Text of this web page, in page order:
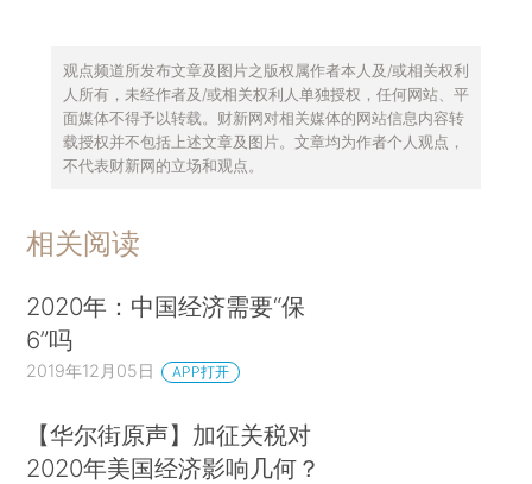
观点频道所发布文章及图片之版权属作者本人及/或相关权利
人所有，未经作者及/或相关权利人单独授权，任何网站、平
面媒体不得予以转载。财新网对相关媒体的网站信息内容转
载授权并不包括上述文章及图片。文章均为作者个人观点，
不代表财新网的立场和观点。
相关阅读
2020年：中国经济需要“保
6”吗
2019年12月05日 APP打开
【华尔街原声】加征关税对
2020年美国经济影响几何？